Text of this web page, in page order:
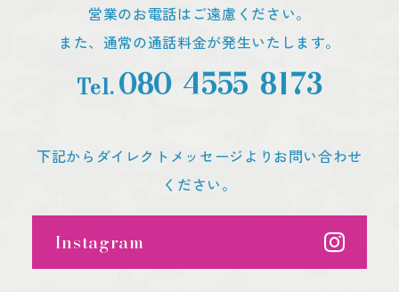
営業のお電話はご遠慮ください。
また、通常の通話料金が発生いたします。
Tel.080-4555-8173
下記からダイレクトメッセージよりお問い合わせ
ください。
Instagram